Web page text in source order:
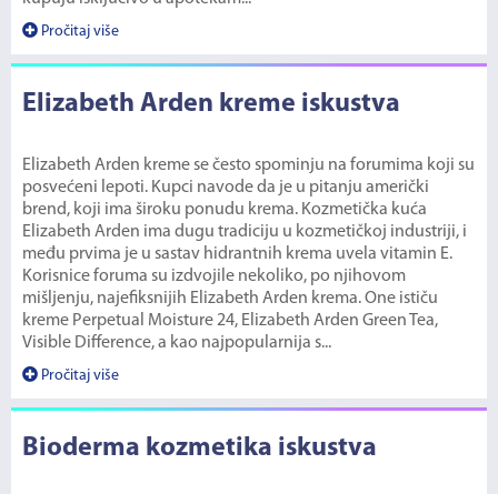
Pročitaj više
Elizabeth Arden kreme iskustva
Elizabeth Arden kreme se često spominju na forumima koji su
posvećeni lepoti. Kupci navode da je u pitanju američki
brend, koji ima široku ponudu krema. Kozmetička kuća
Elizabeth Arden ima dugu tradiciju u kozmetičkoj industriji, i
među prvima je u sastav hidrantnih krema uvela vitamin E.
Korisnice foruma su izdvojile nekoliko, po njihovom
mišljenju, najefiksnijih Elizabeth Arden krema. One ističu
kreme Perpetual Moisture 24, Elizabeth Arden Green Tea,
Visible Difference, a kao najpopularnija s...
Pročitaj više
Bioderma kozmetika iskustva